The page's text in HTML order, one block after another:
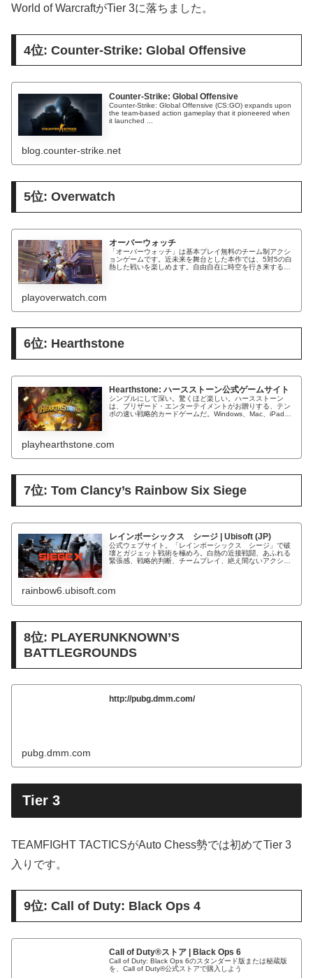
World of WarcraftがTier 3に落ちました。
4位: Counter-Strike: Global Offensive
Counter-Strike: Global Offensive
Counter-Strike: Global Offensive (CS:GO) expands upon
the team-based action gameplay that it pioneered when
it launched ...
blog.counter-strike.net
5位: Overwatch
オーバーウォッチ
「オーバーウォッチ」は基本プレイ無料のチーム制アクシ
ョンゲームです。近未来を舞台とした本作では、5対5の白
熱した戦いを楽しめます。自由自在に時空を行き来するト
playoverwatch.com
6位: Hearthstone
Hearthstone: ハースストーン公式ゲームサイト
シンプルにして深い。驚くほど楽しい。ハースストーン
は、ブリザード・エンターテイメントがお贈りする、テン
ポの速い戦略的カードゲームだ。Windows、Mac、iPad、
playhearthstone.com
7位: Tom Clancy’s Rainbow Six Siege
レインボーシックス シージ | Ubisoft (JP)
公式ウェブサイト。「レインボーシックス シージ」で破
壊とガジェット戦術を極めろ。白熱の近接戦闘、あふれる
緊張感、戦略的判断、チームプレイ、絶え間ないアクショ
rainbow6.ubisoft.com
8位: PLAYERUNKNOWN’S
BATTLEGROUNDS
http://pubg.dmm.com/
pubg.dmm.com
Tier 3
TEAMFIGHT TACTICSがAuto Chess勢では初めてTier 3
入りです。
9位: Call of Duty: Black Ops 4
Call of Duty®ストア | Black Ops 6
Call of Duty: Black Ops 6のスタンダード版または秘蔵版
を、Call of Duty®公式ストアで購入しよう